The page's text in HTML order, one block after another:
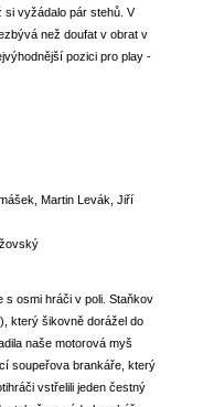
si vyžádalo pár stehů. V
než doufat v obrat v
pozici pro play -
Martin Levák, Jiří
s osmi hráči v poli. Staňkov
který šikovně dorážel do
naše motorová myš
soupeřova brankáře, který
vstřelili jeden čestný